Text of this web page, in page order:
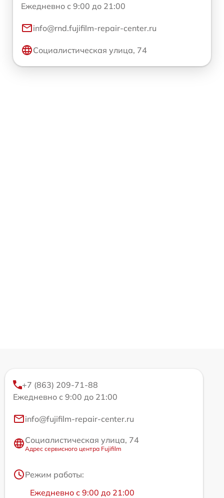
Ежедневно с 9:00 до 21:00
info@rnd.fujifilm-repair-center.ru
Социалистическая улица, 74
+7 (863) 209-71-88
Ежедневно с 9:00 до 21:00
info@fujifilm-repair-center.ru
Социалистическая улица, 74
Адрес сервисного центра Fujifilm
Режим работы:
Ежедневно с 9:00 до 21:00